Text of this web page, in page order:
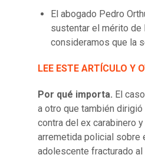
El abogado Pedro
sustentar el mérito de
consideramos que la
LEE ESTE ARTÍCULO Y
Por qué importa. El
a otro que también
contra del ex carabinero
arremetida policial sobre
adolescente fracturado al